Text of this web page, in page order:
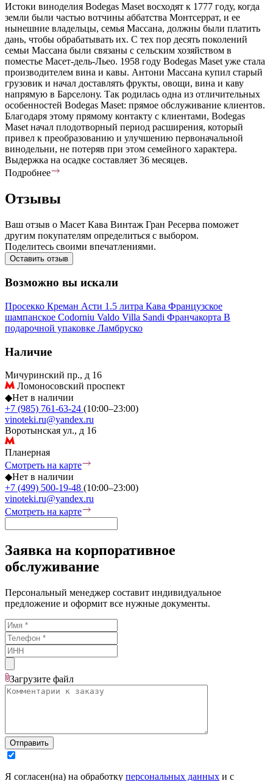
Истоки виноделия Bodegas Maset восходят к 1777 году, когда
земли были частью вотчины аббатства Монтсеррат, и ее
нынешние владельцы, семья Массана, должны были платить
дань, чтобы обрабатывать их. С тех пор десять поколений
семьи Массана были связаны с сельским хозяйством в
поместье Масет-дель-Льео. 1958 году Bodegas Maset уже стала
производителем вина и кавы. Антони Массана купил старый
грузовик и начал доставлять фрукты, овощи, вина и каву
напрямую в Барселону. Так родилась одна из отличительных
особенностей Bodegas Maset: прямое обслуживание клиентов.
Благодаря этому прямому контакту с клиентами, Bodegas
Maset начал плодотворный период расширения, который
привел к преобразованию и улучшению первоначальной
винодельни, не потеряв при этом семейного характера.
Выдержка на осадке составляет 36 месяцев.
Подробнее
Отзывы
Ваш отзыв о Масет Кава Винтаж Гран Ресерва поможет
другим покупателям определиться с выбором.
Поделитесь своими впечатлениями.
Оставить отзыв
Возможно вы искали
Просекко Креман Асти 1.5 литра Кава Французское
шампанское Codorniu Valdo Villa Sandi Франчакорта В
подарочной упаковке Ламбруско
Наличие
Мичуринский пр., д 16
Ломоносовский проспект
◆Нет в наличии
+7 (985) 761-63-24 (10:00–23:00)
vinoteki.ru@yandex.ru
Воротынская ул., д 16
Планерная
Смотреть на карте
◆Нет в наличии
+7 (499) 500-19-48 (10:00–23:00)
vinoteki.ru@yandex.ru
Смотреть на карте
Заявка на корпоративное
обслуживание
Персональный менеджер составит индивидуальное
предложение и оформит все нужные документы.
Загрузите файл
Отправить
Я согласен(на) на обработку персональных данных и с